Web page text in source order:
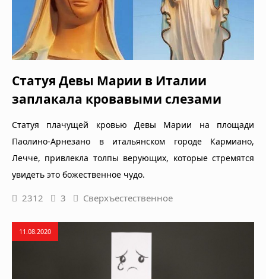
Статуя Девы Марии в Италии
заплакала кровавыми слезами
Статуя плачущей кровью Девы Марии на площади
Паолино-Арнезано в итальянском городе Кармиано,
Лечче, привлекла толпы верующих, которые стремятся
увидеть это божественное чудо.
2312 3 Сверхъестественное
11.08.2020